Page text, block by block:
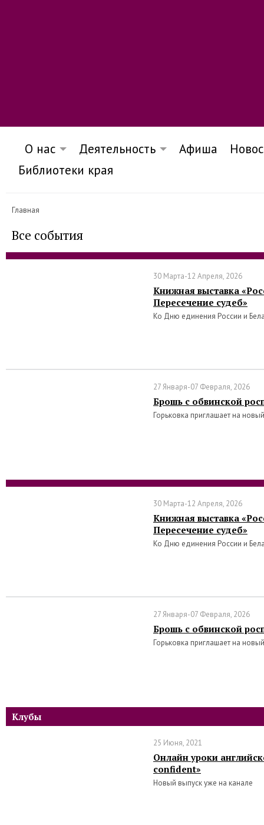
О нас Деятельность Афиша
Библиотеки края
Главная
Все события
30 Марта-12 Апреля, 2026
Книжная выставка
Пересечение судеб»
Ко Дню единения России и
27 Января-07 Февраля, 2026
Брошь с обвинской
Горьковка приглашает на
30 Марта-12 Апреля, 2026
Книжная выставка
Пересечение судеб»
Ко Дню единения России и
27 Января-07 Февраля, 2026
Брошь с обвинской
Горьковка приглашает на
Клубы
25 Июня, 2021
Онлайн уроки
confident»
Новый выпуск уже на канале